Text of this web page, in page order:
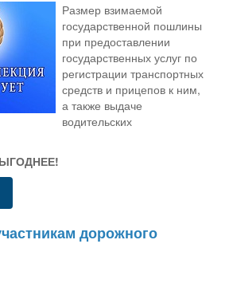
Размер взимаемой
государственной пошлины
при предоставлении
государственных услуг по
регистрации транспортных
средств и прицепов к ним,
а также выдаче
водительских
дорожного